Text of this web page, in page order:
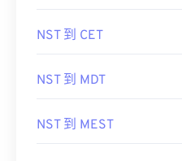
NST 到 CET
NST 到 MDT
NST 到 MEST